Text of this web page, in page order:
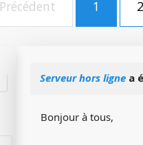
Précédent 1 2
Serveur hors ligne a
Bonjour à tous,